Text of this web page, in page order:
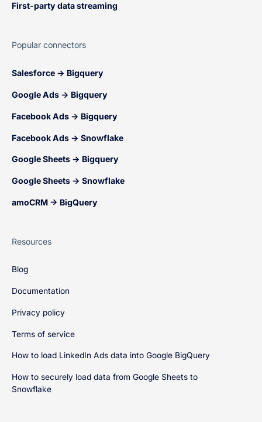
First-party data streaming
Popular connectors
Salesforce → Bigquery
Google Ads → Bigquery
Facebook Ads → Bigquery
Facebook Ads → Snowflake
Google Sheets → Bigquery
Google Sheets → Snowflake
amoCRM → BigQuery
Resources
Blog
Documentation
Privacy policy
Terms of service
How to load LinkedIn Ads data into Google BigQuery
How to securely load data from Google Sheets to
Snowflake